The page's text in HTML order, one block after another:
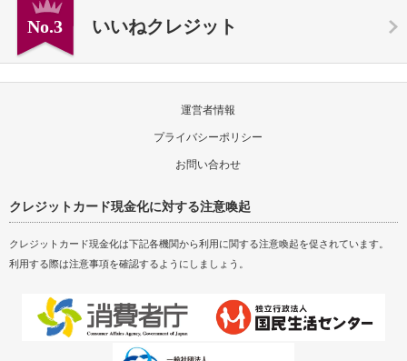
No.3 いいねクレジット
運営者情報
プライバシーポリシー
お問い合わせ
クレジットカード現金化に対する注意喚起
クレジットカード現金化は下記各機関から利用に関する注意喚起を促されています。
利用する際は注意事項を確認するようにしましょう。